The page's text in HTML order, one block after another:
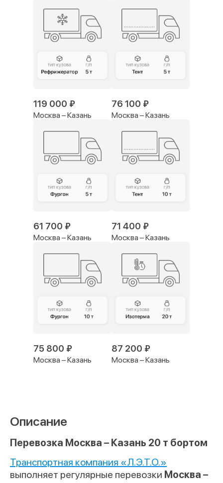
119 000 ₽
Москва – Казань
76 100 ₽
Москва – Казань
61 700 ₽
Москва – Казань
71 400 ₽
Москва – Казань
75 800 ₽
Москва – Казань
87 200 ₽
Москва – Казань
Описание
Перевозка Москва – Казань 20 т бортом
Транспортная компания «Л.Э.Т.О.»
выполняет регулярные перевозки Москва –